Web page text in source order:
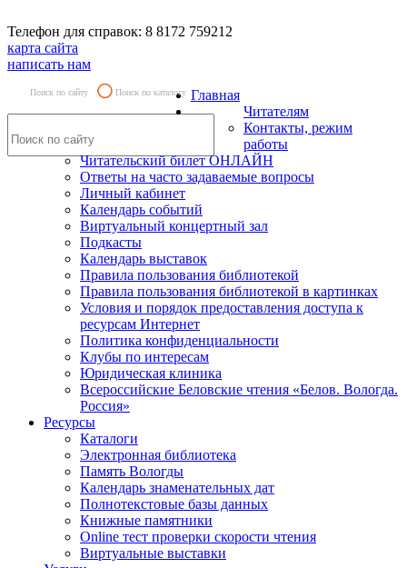
Телефон для справок: 8 8172 759212
карта сайта
написать нам
Поиск по сайту Поиск по каталогу Главная
Читателям
Контакты, режим
работы
Читательский билет ОНЛАЙН
Ответы на часто задаваемые вопросы
Личный кабинет
Календарь событий
Виртуальный концертный зал
Подкасты
Календарь выставок
Правила пользования библиотекой
Правила пользования библиотекой в картинках
Условия и порядок предоставления доступа к
ресурсам Интернет
Политика конфиденциальности
Клубы по интересам
Юридическая клиника
Всероссийские Беловские чтения «Белов. Вологда.
Россия»
Ресурсы
Каталоги
Электронная библиотека
Память Вологды
Календарь знаменательных дат
Полнотекстовые базы данных
Книжные памятники
Online тест проверки скорости чтения
Виртуальные выставки